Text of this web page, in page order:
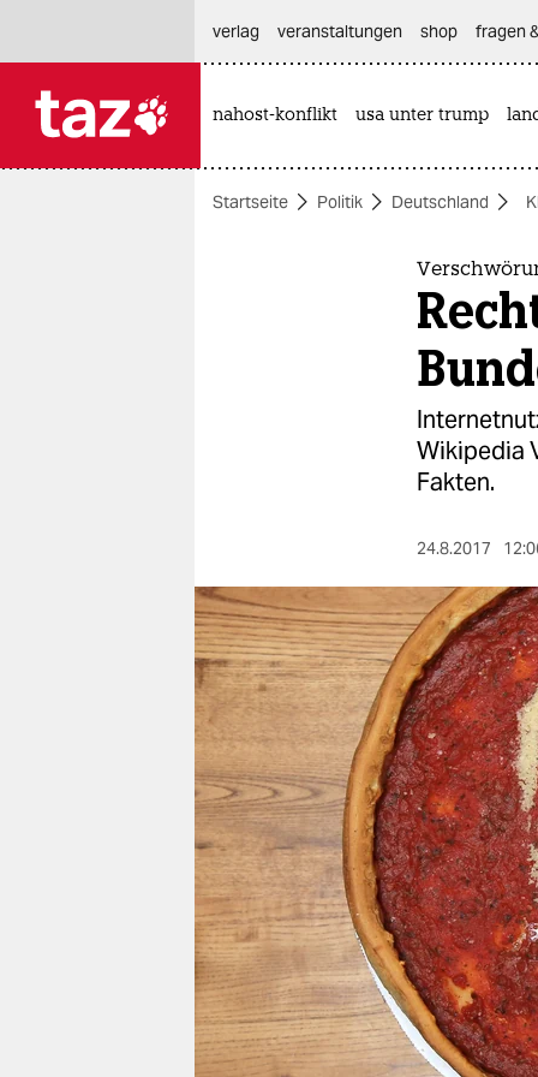
themen
nord
wahrheit
verlag
verlag
veranstaltungen
shop
fragen & hilfe
unterstützen
abo
genossenschaft
verlag
veranstaltungen shop fragen
nahost-konflikt usa unter trump
Startseite Politik Deutschland
Wikipedia
Fakten.
24.8.2017